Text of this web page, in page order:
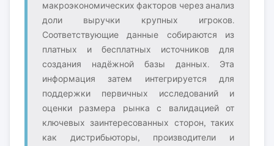
макроэкономических факторов через анализ
доли выручки крупных игроков.
Соответствующие данные собираются из
платных и бесплатных источников для
создания надёжной базы данных. Эта
информация затем интегрируется для
поддержки первичных исследований и
оценки размера рынка с валидацией от
ключевых заинтересованных сторон, таких
как дистрибьюторы, производители и